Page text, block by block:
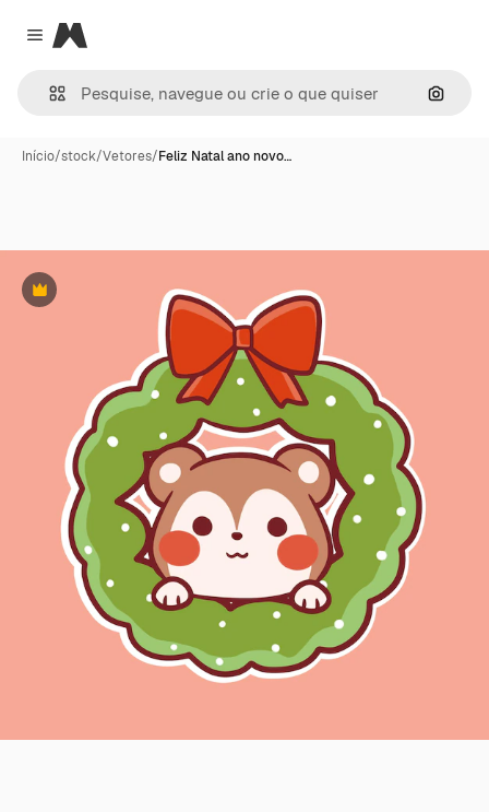
Close menu
Magnific
Início/stock/Vetores/Feliz Natal ano novo…
Premium